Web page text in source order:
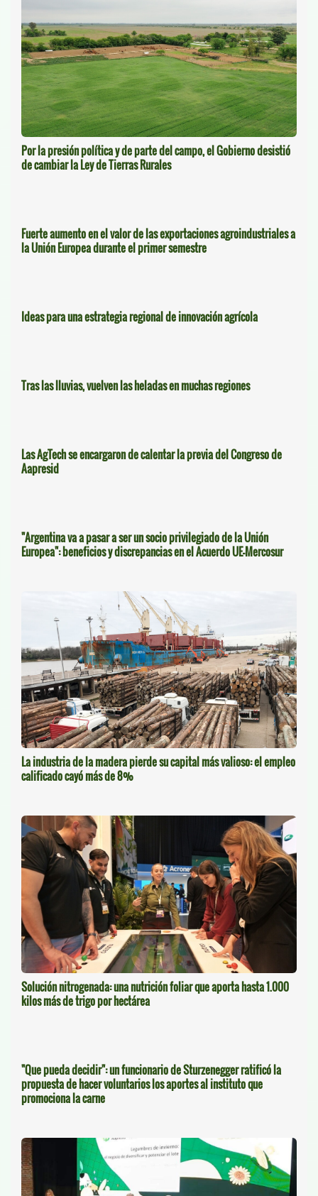
Por la presión política y de parte del campo, el Gobierno desistió
de cambiar la Ley de Tierras Rurales
Fuerte aumento en el valor de las exportaciones agroindustriales a
la Unión Europea durante el primer semestre
Ideas para una estrategia regional de innovación agrícola
Tras las lluvias, vuelven las heladas en muchas regiones
Las AgTech se encargaron de calentar la previa del Congreso de
Aapresid
"Argentina va a pasar a ser un socio privilegiado de la Unión
Europea": beneficios y discrepancias en el Acuerdo UE-Mercosur
La industria de la madera pierde su capital más valioso: el empleo
calificado cayó más de 8%
Solución nitrogenada: una nutrición foliar que aporta hasta 1.000
kilos más de trigo por hectárea
"Que pueda decidir": un funcionario de Sturzenegger ratificó la
propuesta de hacer voluntarios los aportes al instituto que
promociona la carne